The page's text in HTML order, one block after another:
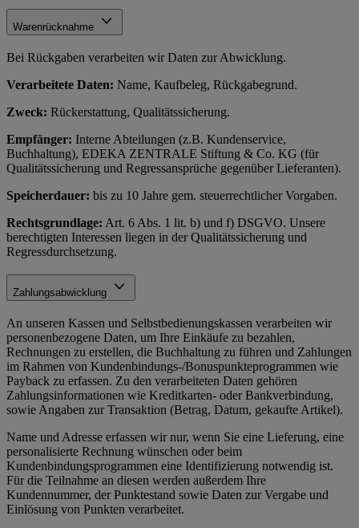
Warenrücknahme
Bei Rückgaben verarbeiten wir Daten zur Abwicklung.
Verarbeitete Daten: Name, Kaufbeleg, Rückgabegrund.
Zweck: Rückerstattung, Qualitätssicherung.
Empfänger: Interne Abteilungen (z.B. Kundenservice,
Buchhaltung), EDEKA ZENTRALE Stiftung & Co. KG (für
Qualitätssicherung und Regressansprüche gegenüber Lieferanten).
Speicherdauer: bis zu 10 Jahre gem. steuerrechtlicher Vorgaben.
Rechtsgrundlage: Art. 6 Abs. 1 lit. b) und f) DSGVO. Unsere
berechtigten Interessen liegen in der Qualitätssicherung und
Regressdurchsetzung.
Zahlungsabwicklung
An unseren Kassen und Selbstbedienungskassen verarbeiten wir
personenbezogene Daten, um Ihre Einkäufe zu bezahlen,
Rechnungen zu erstellen, die Buchhaltung zu führen und Zahlungen
im Rahmen von Kundenbindungs-/Bonuspunkteprogrammen wie
Payback zu erfassen. Zu den verarbeiteten Daten gehören
Zahlungsinformationen wie Kreditkarten- oder Bankverbindung,
sowie Angaben zur Transaktion (Betrag, Datum, gekaufte Artikel).
Name und Adresse erfassen wir nur, wenn Sie eine Lieferung, eine
personalisierte Rechnung wünschen oder beim
Kundenbindungsprogrammen eine Identifizierung notwendig ist.
Für die Teilnahme an diesen werden außerdem Ihre
Kundennummer, der Punktestand sowie Daten zur Vergabe und
Einlösung von Punkten verarbeitet.